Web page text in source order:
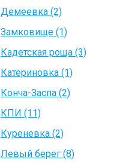
Демеевка (2)
Замковище (1)
Кадетская роща (3)
Катериновка (1)
Конча-Заспа (2)
КПИ (11)
Куреневка (2)
Левый берег (8)